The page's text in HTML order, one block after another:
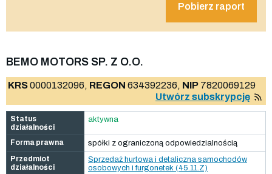
Pobierz raport
BEMO MOTORS SP. Z O.O.
KRS0000132096, REGON 634392236, NIP 7820069129
Utwórz subskrypcję
Status
działalności
aktywna
Forma prawna
spółki z ograniczoną odpowiedzialnością
Przedmiot
działalności
Sprzedaż hurtowa i detaliczna samochodów
osobowych i furgonetek (45.11.Z)